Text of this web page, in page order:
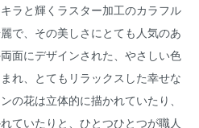
ラと輝くラスター加工のカラフル
で、その美しさにとても人気のあ
面にデザインされた、やさしい色
れ、とてもリラックスした幸せな
の花は立体的に描かれていたり、
ていたりと、ひとつひとつが職人